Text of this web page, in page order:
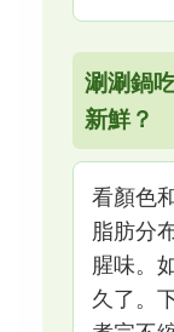
涮涮鍋
新鮮？
看顏色
脂肪分
腥味。
久了。